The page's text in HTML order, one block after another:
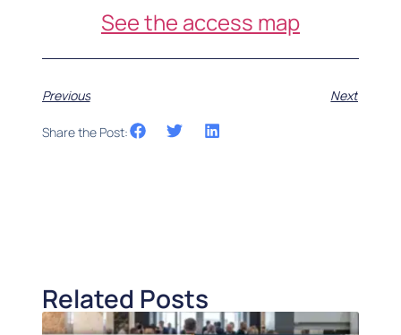
See the access map
Previous Next
Share the Post:
Related Posts